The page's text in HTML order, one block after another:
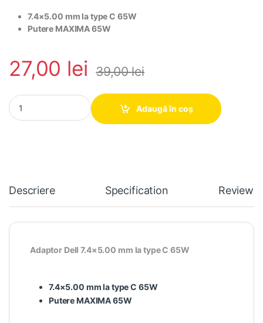
7.4×5.00 mm la type C 65W
Putere MAXIMA 65W
27,00 lei 39,00lei
Adaptor Dell 7.4x5.00 mm la type C 65W quantity
Adaugă în coș
Descriere Specification Reviews
Adaptor Dell 7.4×5.00 mm la type C 65W
7.4×5.00 mm la type C 65W
Putere MAXIMA 65W